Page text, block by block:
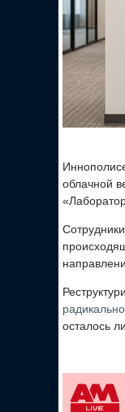
облачной
осталось